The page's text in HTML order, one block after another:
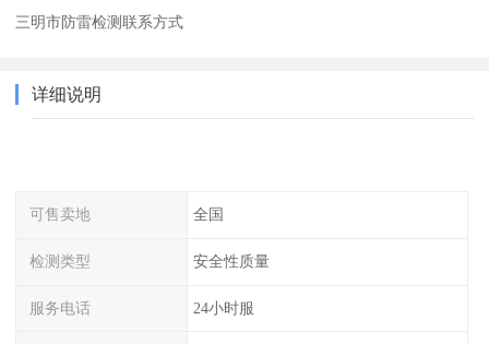
三明市防雷检测联系方式
详细说明
可售卖地 全国
检测类型 安全性质量
服务电话 24小时服